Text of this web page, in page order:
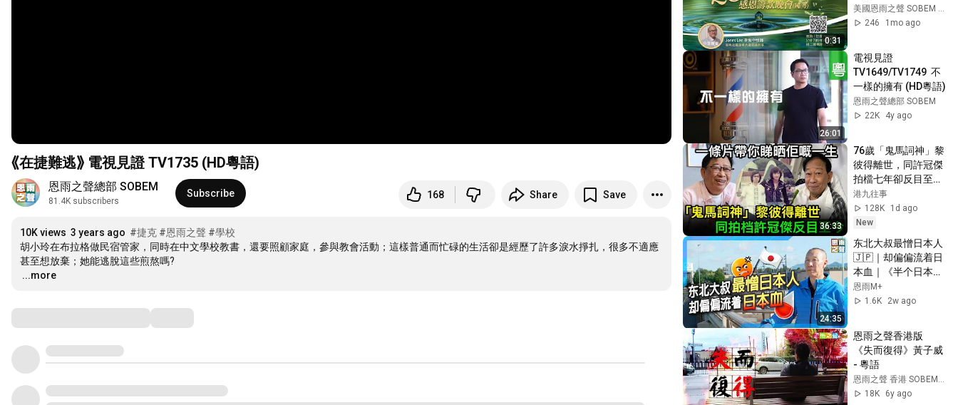
⟪在捷難逃⟫ 電視見證 TV1735 (HD粵語)
恩雨之聲總部 SOBEM
81.4K subscribers
Subscribe 168 Share Save
10K views 3 years ago #捷克 #恩雨之聲 #學校
胡小玲在布拉格做民宿管家，同時在中文學校教書，還要照顧家庭，參與教會活動；這樣普通而忙碌的生活卻是經歷了許多淚水掙扎，很多不適應
…
...more
0:31
Blessings to All
Peoples】28週年感
美國恩雨之聲 SOBEM USA
246
1mo ago
26:01
電視見證
TV1649/TV1749  不
一樣的擁有 (HD粵語)
恩雨之聲總部 SOBEM
22K
4y ago
36:33
76歲「鬼馬詞神」黎
彼得離世，同許冠傑
拍檔七年卻反目至
今，一條片帶你睇曬
佢嘅鬼馬一生
港九往事
128K
1d ago
New
24:35
东北大叔最憎日本人
🇯🇵｜却偏偏流着日
本血｜《半个日本
人》真人真事见证｜
刘彦
恩雨M+
1.6K
2w ago
恩雨之聲香港版
《失而復得》黃子威
- 粵語
18K
6y ago